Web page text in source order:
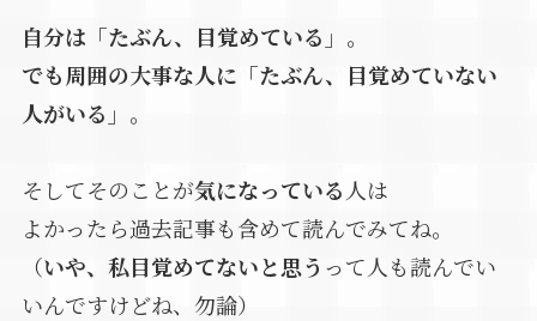
自分は「たぶん、目覚めている」。
でも周囲の大事な人に「たぶん、目覚めていない
人がいる」。
そしてそのことが気になっている 人は
よかったら過去記事も含めて読んでみてね。
（いや、私目覚めてないと思う って人も読んでい
いんですけどね、勿論）